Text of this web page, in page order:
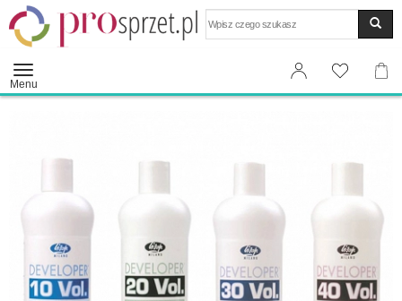
Menu